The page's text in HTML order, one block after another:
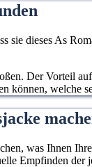
dieses As
Der Vorteil
können, welche
was Ihnen
Empfinden der